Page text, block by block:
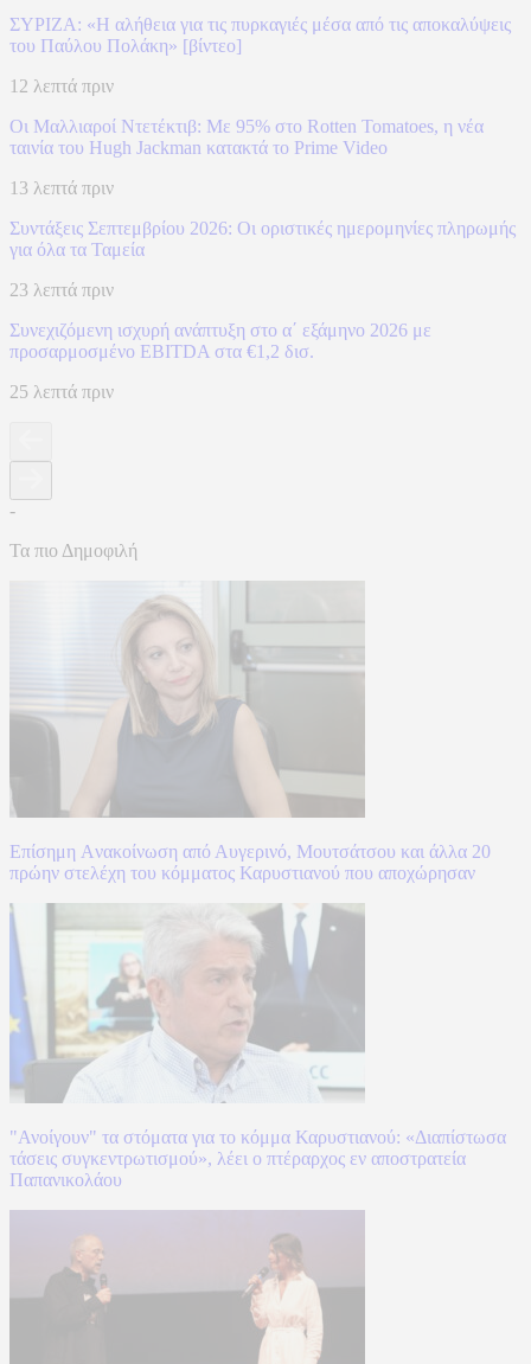
ΣΥΡΙΖΑ: «Η αλήθεια για τις πυρκαγιές μέσα από τις αποκαλύψεις
του Παύλου Πολάκη» [βίντεο]
12 λεπτά πριν
Οι Μαλλιαροί Ντετέκτιβ: Με 95% στο Rotten Tomatoes, η νέα
ταινία του Hugh Jackman κατακτά το Prime Video
13 λεπτά πριν
Συντάξεις Σεπτεμβρίου 2026: Οι οριστικές ημερομηνίες πληρωμής
για όλα τα Ταμεία
23 λεπτά πριν
Συνεχιζόμενη ισχυρή ανάπτυξη στο α΄ εξάμηνο 2026 με
προσαρμοσμένο EBITDA στα €1,2 δισ.
25 λεπτά πριν
-
Τα πιο Δημοφιλή
Επίσημη Aνακοίνωση από Αυγερινό, Μουτσάτσου και άλλα 20
πρώην στελέχη του κόμματος Καρυστιανού που αποχώρησαν
"Ανοίγουν" τα στόματα για το κόμμα Καρυστιανού: «Διαπίστωσα
τάσεις συγκεντρωτισμού», λέει ο πτέραρχος εν αποστρατεία
Παπανικολάου